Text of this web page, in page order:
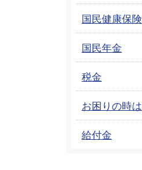
国民健康保険
国民年金
税金
お困りの時は
給付金